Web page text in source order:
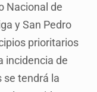
Nacional de
y San Pedro
prioritarios
incidencia de
se tendrá la